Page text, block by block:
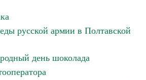
русской армии в Полтавской
день шоколада